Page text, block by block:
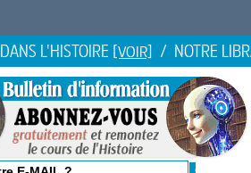
DANS L'HISTOIRE [VOIR] / NOTRE